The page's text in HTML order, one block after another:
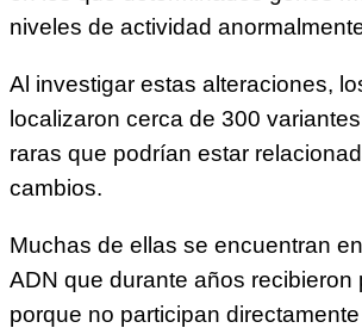
niveles de actividad
Al investigar estas alteraciones,
localizaron cerca de 300
raras que podrían estar
cambios.
Muchas de ellas se encuentran
ADN que durante años recibieron
porque no participan